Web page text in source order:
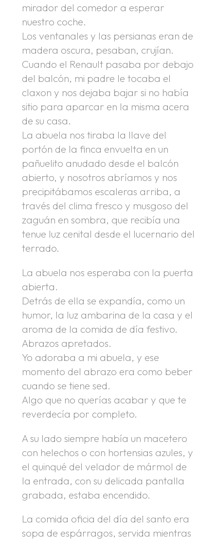
mirador del comedor a esperar
nuestro coche.
Los ventanales y las persianas eran de
madera oscura, pesaban, crujían.
Cuando el Renault pasaba por debajo
del balcón, mi padre le tocaba el
claxon y nos dejaba bajar si no había
sitio para aparcar en la misma acera
de su casa.
La abuela nos tiraba la llave del
portón de la finca envuelta en un
pañuelito anudado desde el balcón
abierto, y nosotros abríamos y nos
precipitábamos escaleras arriba, a
través del clima fresco y musgoso del
zaguán en sombra, que recibía una
tenue luz cenital desde el lucernario del
terrado.
La abuela nos esperaba con la puerta
abierta.
Detrás de ella se expandía, como un
humor, la luz ambarina de la casa y el
aroma de la comida de día festivo.
Abrazos apretados.
Yo adoraba a mi abuela, y ese
momento del abrazo era como beber
cuando se tiene sed.
Algo que no querías acabar y que te
reverdecía por completo.
A su lado siempre había un macetero
con helechos o con hortensias azules, y
el quinqué del velador de mármol de
la entrada, con su delicada pantalla
grabada, estaba encendido.
La comida oficia del día del santo era
sopa de espárragos, servida mientras